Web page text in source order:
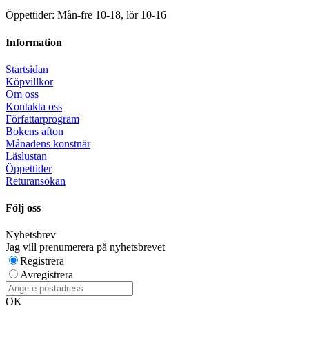
Öppettider: Mån-fre 10-18, lör 10-16
Information
Startsidan
Köpvillkor
Om oss
Kontakta oss
Författarprogram
Bokens afton
Månadens konstnär
Läslustan
Öppettider
Returansökan
Följ oss
Nyhetsbrev
Jag vill prenumerera på nyhetsbrevet
Registrera
Avregistrera
OK